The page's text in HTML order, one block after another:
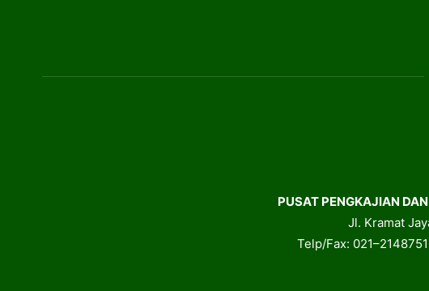
PUSAT PENGKAJIAN
Jl. Kramat
Telp/Fax: